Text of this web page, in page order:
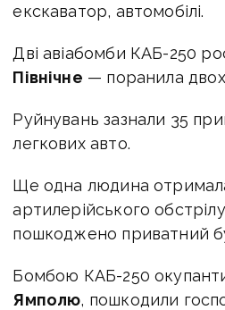
екскаватор, автомобілі.
Дві авіабомби КАБ-250
Північне — поранила двох
Руйнувань зазнали 35
легкових авто.
Ще одна людина
артилерійського обстрілу
пошкоджено приватний
Бомбою КАБ-250
Ямполю, пошкодили